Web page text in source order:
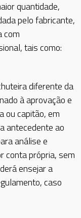
quantidade,
pelo fabricante,
com
tais como:
diferente da
à aprovação e
ou capitão, em
antecedente ao
análise e
conta própria, sem
ensejar a
caso